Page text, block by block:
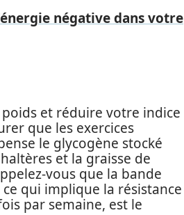
négative dans votre
et réduire votre indice
que les exercices
le glycogène stocké
et la graisse de
vous que la bande
ce qui implique la résistance
par semaine, est le